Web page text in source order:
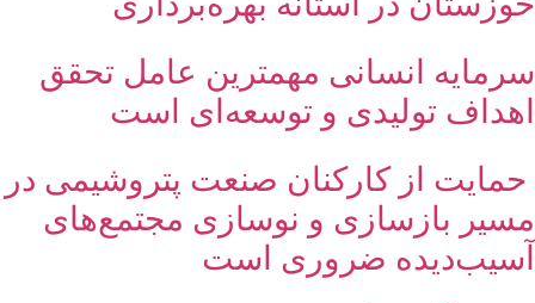
سرمایه انسانی مهمترین عامل تحقق
اهداف تولیدی و توسعه‌ای است
حمایت از کارکنان صنعت پتروشیمی در
مسیر بازسازی و نوسازی مجتمع‌های
آسیب‌دیده ضروری است